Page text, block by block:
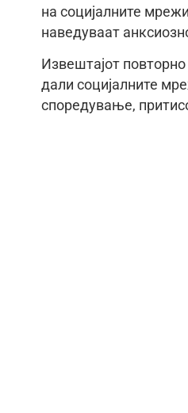
на социјалните
наведуваат
Извештајот
дали социјалните
споредување,